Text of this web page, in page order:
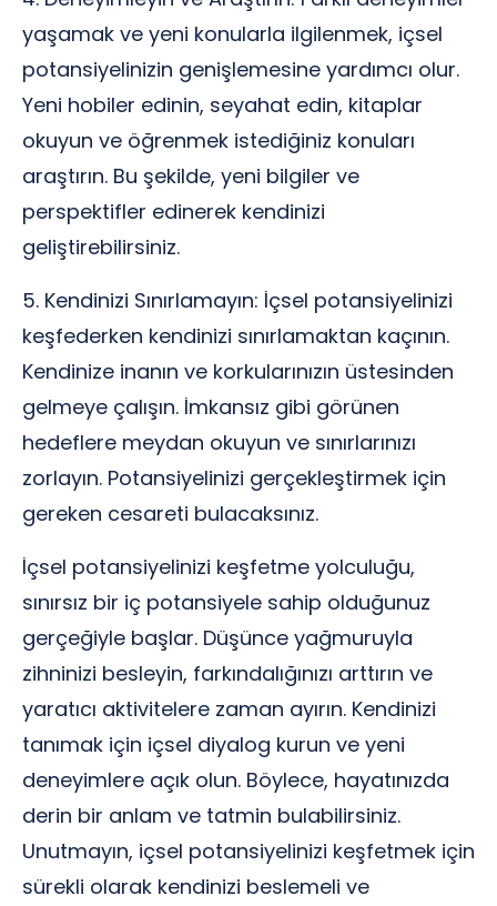
yaşamak ve yeni konularla ilgilenmek, içsel
potansiyelinizin genişlemesine yardımcı olur.
Yeni hobiler edinin, seyahat edin, kitaplar
okuyun ve öğrenmek istediğiniz konuları
araştırın. Bu şekilde, yeni bilgiler ve
perspektifler edinerek kendinizi
geliştirebilirsiniz.
5. Kendinizi Sınırlamayın: İçsel potansiyelinizi
keşfederken kendinizi sınırlamaktan kaçının.
Kendinize inanın ve korkularınızın üstesinden
gelmeye çalışın. İmkansız gibi görünen
hedeflere meydan okuyun ve sınırlarınızı
zorlayın. Potansiyelinizi gerçekleştirmek için
gereken cesareti bulacaksınız.
İçsel potansiyelinizi keşfetme yolculuğu,
sınırsız bir iç potansiyele sahip olduğunuz
gerçeğiyle başlar. Düşünce yağmuruyla
zihninizi besleyin, farkındalığınızı arttırın ve
yaratıcı aktivitelere zaman ayırın. Kendinizi
tanımak için içsel diyalog kurun ve yeni
deneyimlere açık olun. Böylece, hayatınızda
derin bir anlam ve tatmin bulabilirsiniz.
Unutmayın, içsel potansiyelinizi keşfetmek için
sürekli olarak kendinizi beslemeli ve